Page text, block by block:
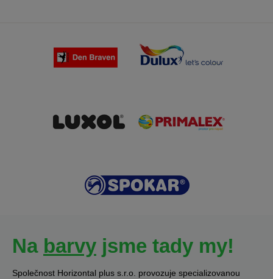
Na barvy jsme tady my!
Společnost Horizontal plus s.r.o. provozuje specializovanou